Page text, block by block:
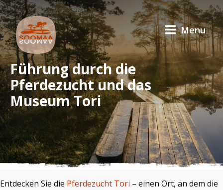
Menu
Führung durch die
Pferdezucht und das
Museum Tori
Entdecken Sie die Pferdezucht Tori – einen Ort, an dem die